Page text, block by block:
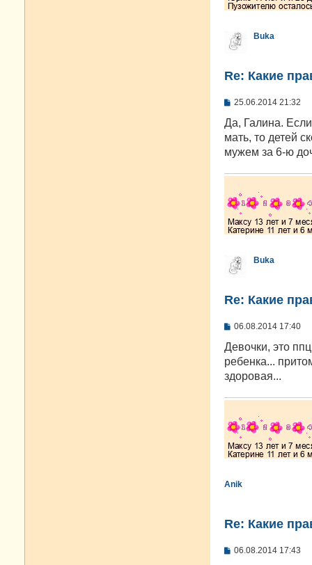
Buka
Re: Какие
С
о
б
щ
е
н
25.06.2014 21:32
Да, Галина.
мать, то детей
мужем за 6-ю
Buka
Re: Какие
С
о
б
щ
е
н
06.08.2014 17:40
Девочки, это
ребенка...
здоровая...
Anik
Re: Какие
С
06.08.2014 17:43